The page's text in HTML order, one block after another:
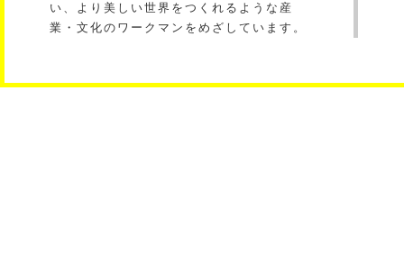
い、より美しい世界をつくれるような産
業・文化のワークマンをめざしています。